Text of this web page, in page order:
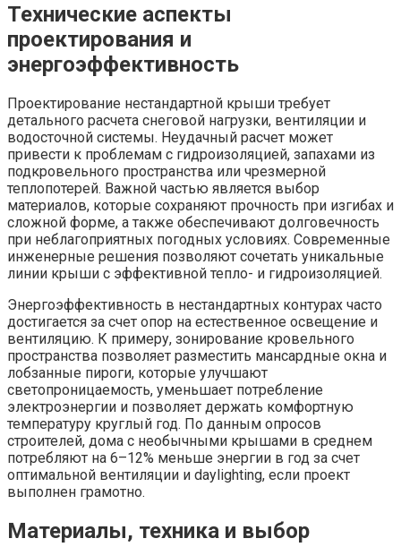
Технические аспекты
проектирования и
энергоэффективность
Проектирование нестандартной крыши требует
детального расчета снеговой нагрузки, вентиляции и
водосточной системы. Неудачный расчет может
привести к проблемам с гидроизоляцией, запахами из
подкровельного пространства или чрезмерной
теплопотерей. Важной частью является выбор
материалов, которые сохраняют прочность при изгибах и
сложной форме, а также обеспечивают долговечность
при неблагоприятных погодных условиях. Современные
инженерные решения позволяют сочетать уникальные
линии крыши с эффективной тепло- и гидроизоляцией.
Энергоэффективность в нестандартных контурах часто
достигается за счет опор на естественное освещение и
вентиляцию. К примеру, зонирование кровельного
пространства позволяет разместить мансардные окна и
лобзанные пироги, которые улучшают
светопроницаемость, уменьшает потребление
электроэнергии и позволяет держать комфортную
температуру круглый год. По данным опросов
строителей, дома с необычными крышами в среднем
потребляют на 6–12% меньше энергии в год за счет
оптимальной вентиляции и daylighting, если проект
выполнен грамотно.
Материалы, техника и выбор